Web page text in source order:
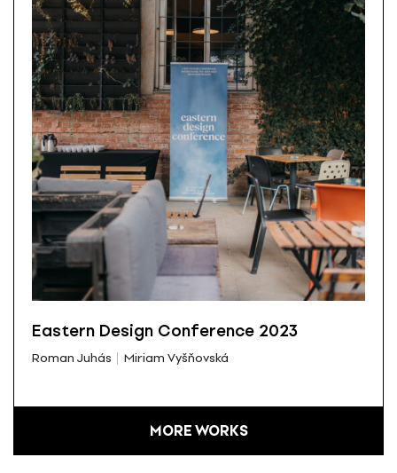
Eastern Design Conference 2023
Roman Juhás Miriam Vyšňovská
MORE WORKS